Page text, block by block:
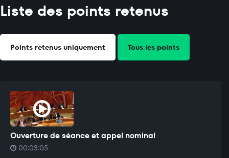
Liste des points retenus
Points retenus uniquement Tous les points
Ouverture de séance et appel nominal
00:03:05